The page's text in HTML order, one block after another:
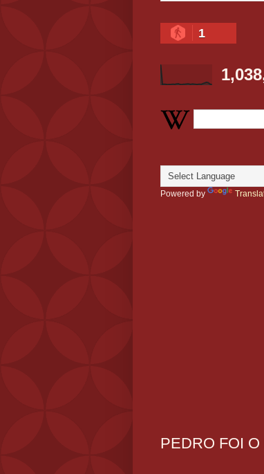
1
Powered by
PEDRO FOI